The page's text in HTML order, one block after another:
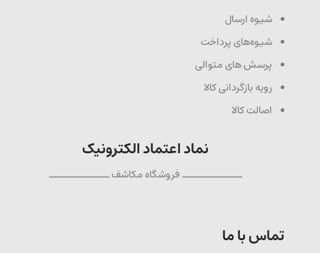
شیوه ارسال
شیوه‌های پرداخت
پرسش های متوالی
رویه بازگردانی کالا
اصالت کالا
نماد اعتماد الکترونیک
ــــــــــــــ فروشگاه مکاشف ــــــــــــــ
تماس با ما